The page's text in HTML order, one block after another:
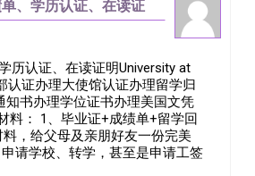
、学历认证、在读证
历认证、在读证明University at
认证办理大使馆认证办理留学归
书办理学位证书办理美国文凭
料： 1、毕业证+成绩单+留学回
，给父母及亲朋好友一份完美
请学校、转学，甚至是申请工签